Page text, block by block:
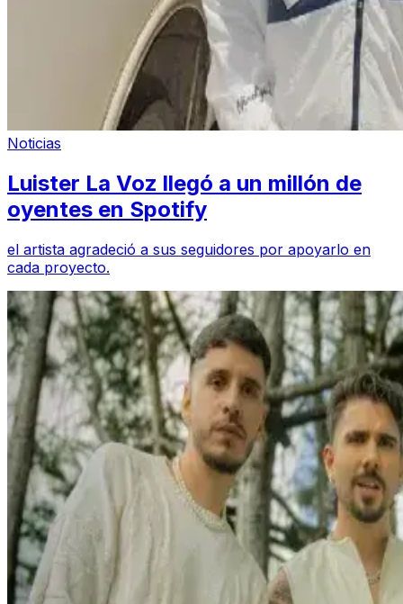
Noticias
Luister La Voz llegó a un millón de
oyentes en Spotify
el artista agradeció a sus seguidores por apoyarlo en
cada proyecto.